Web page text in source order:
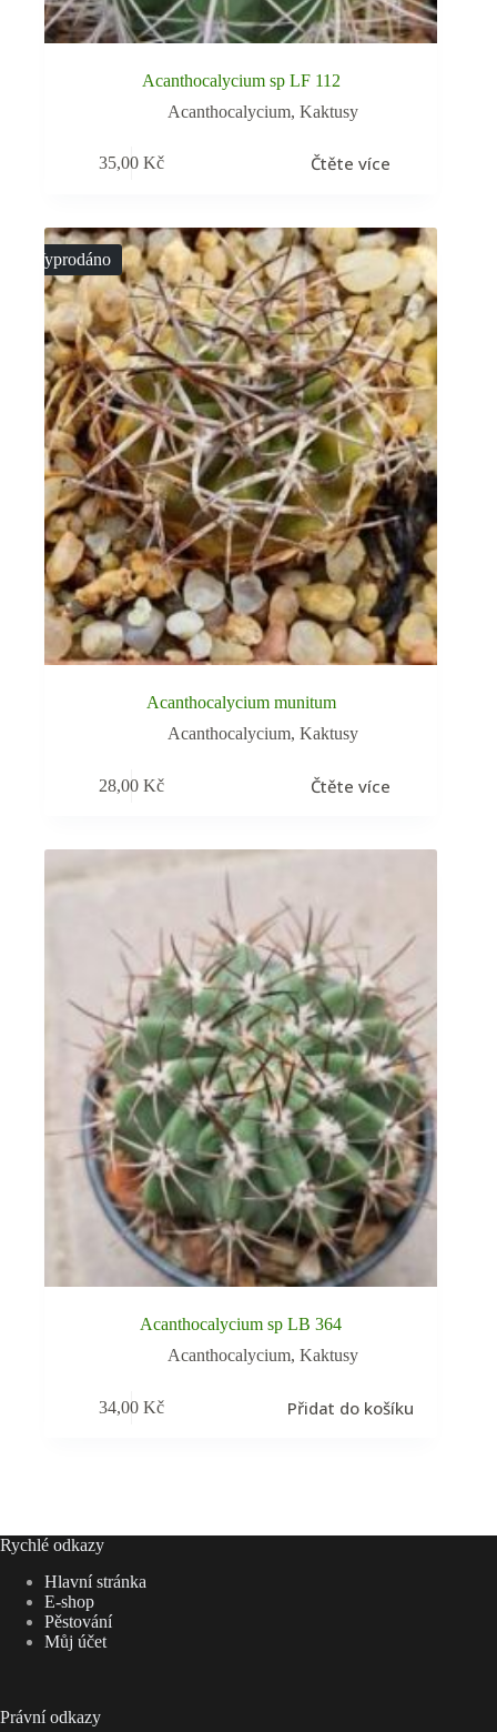
Acanthocalycium sp LF 112
Acanthocalycium,Kaktusy
35,00Kč Čtěte více
Vyprodáno
Acanthocalycium munitum
Acanthocalycium,Kaktusy
28,00Kč Čtěte více
Acanthocalycium sp LB 364
Acanthocalycium,Kaktusy
34,00Kč Přidat do košíku
Rychlé odkazy
Hlavní stránka
E-shop
Pěstování
Můj účet
Právní odkazy